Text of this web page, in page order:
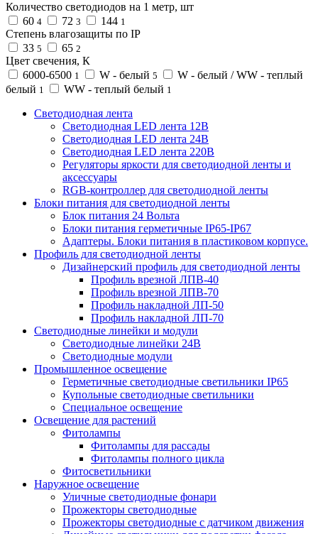
Количество светодиодов на 1 метр, шт
60 4 72 3 144 1
Степень влагозащиты по IP
33 5 65 2
Цвет свечения, К
6000-6500 1 W - белый 5
W - белый / WW - теплый
белый 1 WW - теплый белый 1
Светодиодная лента
Светодиодная LED лента 12В
Светодиодная LED лента 24В
Светодиодная LED лента 220В
Регуляторы яркости для светодиодной ленты и
аксессуары
RGB-контроллер для светодиодной ленты
Блоки питания для светодиодной ленты
Блок питания 24 Вольта
Блоки питания герметичные IP65-IP67
Адаптеры. Блоки питания в пластиковом корпусе.
Профиль для светодиодной ленты
Дизайнерский профиль для светодиодной ленты
Профиль врезной ЛПВ-40
Профиль врезной ЛПВ-70
Профиль накладной ЛП-50
Профиль накладной ЛП-70
Светодиодные линейки и модули
Светодиодные линейки 24В
Светодиодные модули
Промышленное освещение
Герметичные светодиодные светильники IP65
Купольные светодиодные светильники
Специальное освещение
Освещение для растений
Фитолампы
Фитолампы для рассады
Фитолампы полного цикла
Фитосветильники
Наружное освещение
Уличные светодиодные фонари
Прожекторы светодиодные
Прожекторы светодиодные с датчиком движения